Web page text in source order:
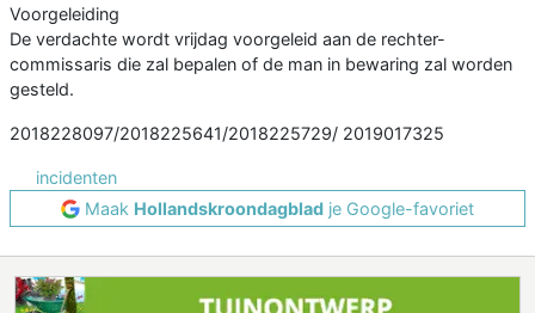
Voorgeleiding
De verdachte wordt vrijdag voorgeleid aan de rechter-
commissaris die zal bepalen of de man in bewaring zal worden
gesteld.
2018228097/2018225641/2018225729/ 2019017325
incidenten
Maak Hollandskroondagblad je Google-favoriet